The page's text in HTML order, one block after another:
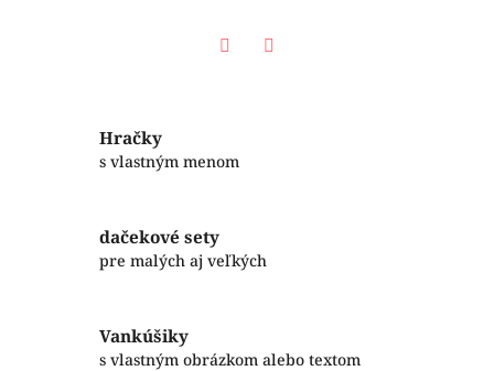
Hračky
s vlastným menom
dačekové sety
pre malých aj veľkých
Vankúšiky
s vlastným obrázkom alebo textom